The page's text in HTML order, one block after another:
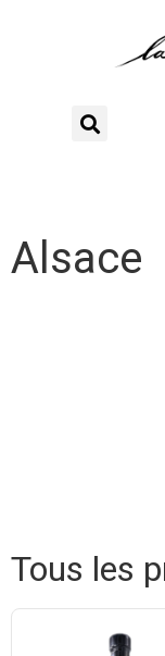
Alsace
Tous les